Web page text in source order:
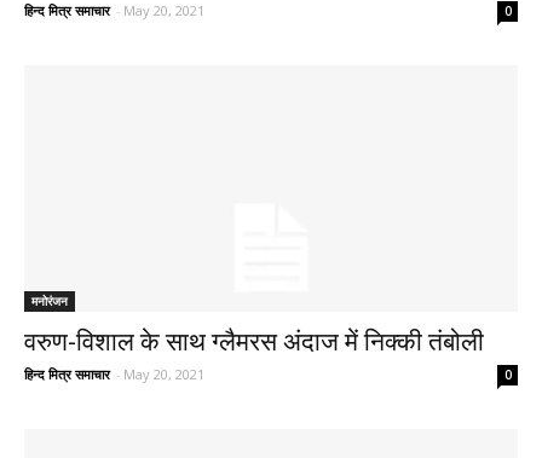
हिन्द मित्र समाचार - May 20, 2021 0
मनोरंजन
वरुण-विशाल के साथ ग्लैमरस अंदाज में निक्की तंबोली
हिन्द मित्र समाचार - May 20, 2021 0